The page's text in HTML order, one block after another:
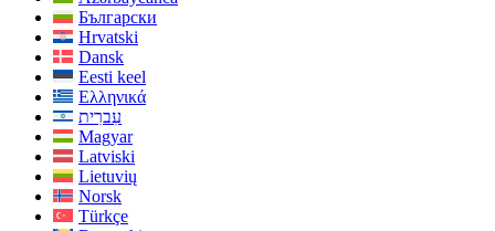
Български
Hrvatski
Dansk
Eesti keel
Ελληνικά
עִברִית
Magyar
Latviski
Lietuvių
Norsk
Türkçe